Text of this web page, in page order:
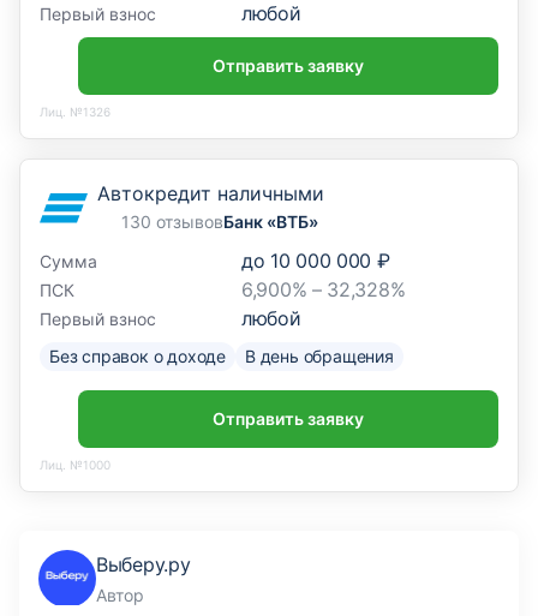
Отделение
Кредитно-кассовый офис
«Благовещенский»
Амурская область, Благовещенск, улица Калинина,
61
Первый взнос любой
Отправить заявку
Лиц. №1326
Автокредит наличными
130 отзывовБанк «ВТБ»
Сумма
до 10 000 000 ₽
ПСК 6,900% – 32,328%
Первый взнос любой
Без справок о доходе В день обращения
Отправить заявку
Лиц. №1000
Выберу.ру
Автор